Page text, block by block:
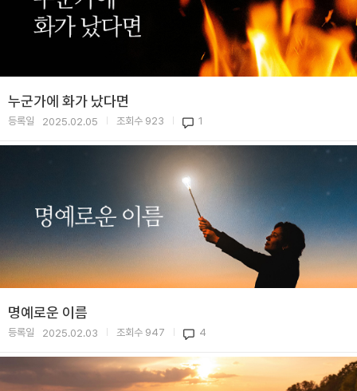
누군가에 화가 났다면
등록일 2025.02.05 조회수 923 1
명예로운 이름
등록일 2025.02.03 조회수 947 4